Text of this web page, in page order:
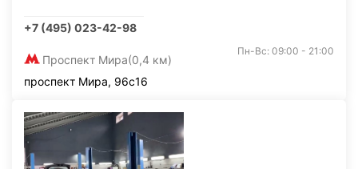
+7 (495) 023-42-98
Проспект Мира(0,4 км)
Пн-Вс: 09:00 - 21:00
проспект Мира, 96с16